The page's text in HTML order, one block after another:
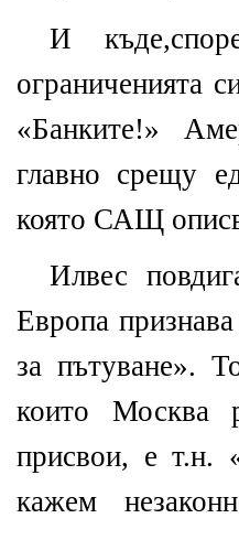
И
ограниченията
«Банките!»
главно срещу
която САЩ
Илвес
Европа
за пътуване».
които Москва
присвои, е т.н.
кажем